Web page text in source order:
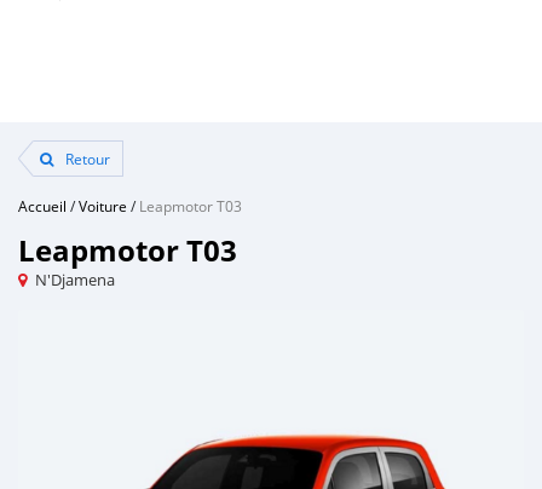
Retour
Accueil /Voiture /Leapmotor T03
Leapmotor T03
N'Djamena